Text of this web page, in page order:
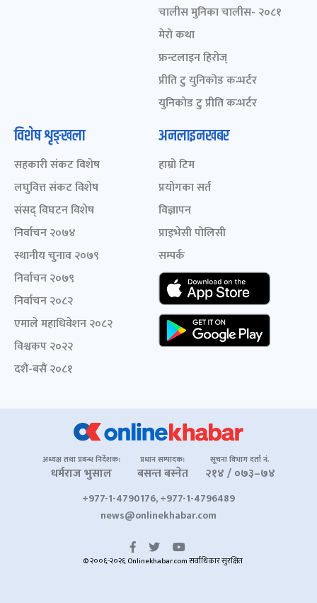
चालीस मुनिका चालीस- २०८१
मेरो कथा
फ्रन्टलाइन हिरोज्
प्रीति टु युनिकोड कन्भर्टर
युनिकोड टु प्रीति कन्भर्टर
विशेष शृङ्खला
सहकारी संकट विशेष
लघुवित्त संकट विशेष
संसद् विघटन विशेष
निर्वाचन २०७४
स्थानीय चुनाव २०७९
निर्वाचन २०७९
निर्वाचन २०८२
एमाले महाधिवेशन २०८२
विश्वकप २०२२
दशैं-बसैं २०८१
अनलाइनखबर
हाम्रो टिम
प्रयोगका सर्त
विज्ञापन
प्राइभेसी पोलिसी
सम्पर्क
अध्यक्ष तथा प्रबन्ध निर्देशक:
धर्मराज भुसाल
प्रधान सम्पादक:
बसन्त बस्नेत
सूचना विभाग दर्ता नं.
२१४ / ०७३–७४
+977-1-4790176, +977-1-4796489
news@onlinekhabar.com
© २००६-२०२६ Onlinekhabar.com सर्वाधिकार सुरक्षित